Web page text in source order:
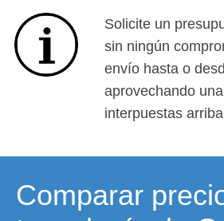
Solicite un
sin ningún
envío hasta o
aprovechando
interpuestas
Comparar